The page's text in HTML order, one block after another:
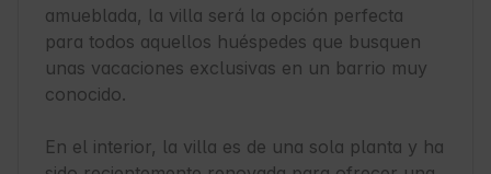
amueblada, la villa será la opción perfecta
para todos aquellos huéspedes que busquen
unas vacaciones exclusivas en un barrio muy
conocido.
En el interior, la villa es de una sola planta y ha